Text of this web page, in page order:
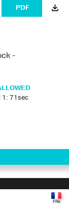
PDF
-
1: 71sec